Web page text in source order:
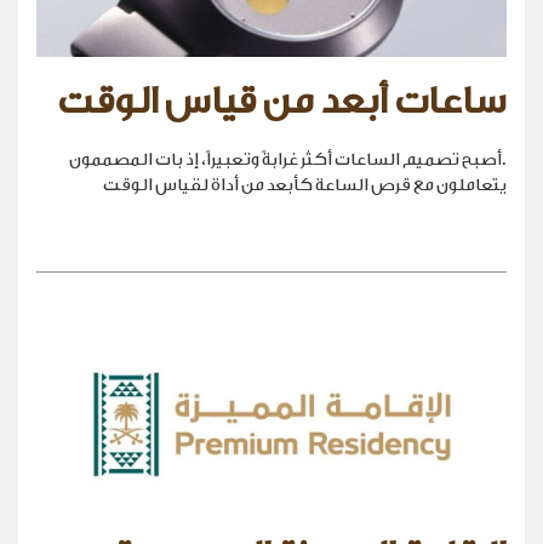
ساعات أبعد من قياس الوقت
.أصبح تصميم الساعات أكثر غرابةً وتعبيراً، إذ بات المصممون
يتعاملون مع قرص الساعة كأبعد من أداة لقياس الوقت